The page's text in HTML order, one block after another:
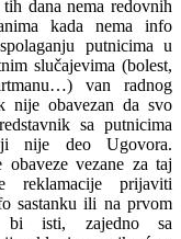
dana nema redovnih
kada nema info
putnicima u
slučajevima (bolest,
van radnog
nije obavezan da svo
sa putnicima
nije deo Ugovora.
vezane za taj
reklamacije prijaviti
sastanku ili na prvom
bi isti, zajedno sa